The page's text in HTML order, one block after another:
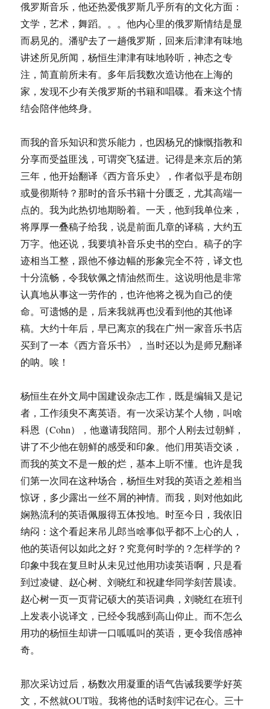
俄罗斯音乐，他还热爱俄罗斯几乎所有的文化方面：
文学，艺术，舞蹈。。。他内心里的俄罗斯情结是显
而易见的。潘驴去了一趟俄罗斯，回来后津津有味地
讲述所见所闻，杨恒生津津有味地聆听，神态之专
注，简直前所未有。多年后我数次造访他在上海的
家，发现不少有关俄罗斯的书籍和唱碟。看来这个情
结会陪伴他终身。
而我的音乐知识和赏乐能力，也因杨兄的慷慨指教和
分享而受益匪浅，可谓突飞猛进。记得是来京后的第
三年，他开始翻译《西方音乐史》，作者似乎是布朗
或曼彻斯特？那时的音乐书籍十分匮乏，尤其高端一
点的。我为此热切地期盼着。一天，他到我单位来，
将厚厚一叠稿子给我，说是前面几章的译稿，大约五
万字。他还说，我要填补音乐史书的空白。稿子的字
迹相当工整，跟他不修边幅的形象完全不符，译文也
十分流畅，令我钦佩之情油然而生。这说明他是非常
认真地从事这一劳作的，也许他将之视为自己的使
命。可遗憾的是，后来我就再也没看到他的其他译
稿。大约十年后，早已离京的我在广州一家音乐书店
买到了一本《西方音乐书》，当时还以为是师兄翻译
的呐。唉！
杨恒生在外文局中国建设杂志工作，既是编辑又是记
者，工作须臾不离英语。有一次采访某个人物，叫啥
科恩（Cohn），他邀请我陪同。那个人刚去过朝鲜，
讲了不少他在朝鲜的感受和印象。他们用英语交谈，
而我的英文不是一般的烂，基本上听不懂。也许是我
们第一次同在这种场合，杨恒生对我的英语之差相当
惊讶，多少露出一丝不屑的神情。而我，则对他如此
娴熟流利的英语佩服得五体投地。时至今日，我依旧
纳闷：这个看起来吊儿郎当啥事似乎都不上心的人，
他的英语何以如此之好？究竟何时学的？怎样学的？
印象中我在复旦时从未见过他用功读英语啊，只是看
到过凌键、赵心树、刘晓红和祝建华同学刻苦晨读。
赵心树一页一页背记硕大的英语词典，刘晓红在班刊
上发表小说译文，已经令我感到高山仰止。而不怎么
用功的杨恒生却讲一口呱呱叫的英语，更令我倍感神
奇。
那次采访过后，杨数次用凝重的语气告诫我要学好英
文，不然就OUT啦。我将他的话时刻牢记在心。三十